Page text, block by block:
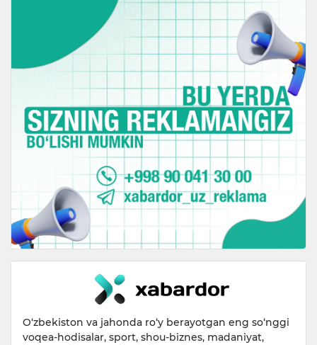
O‘zbekiston va jahonda ro‘y berayotgan eng so‘nggi
voqea-hodisalar, sport, shou-biznes, madaniyat,